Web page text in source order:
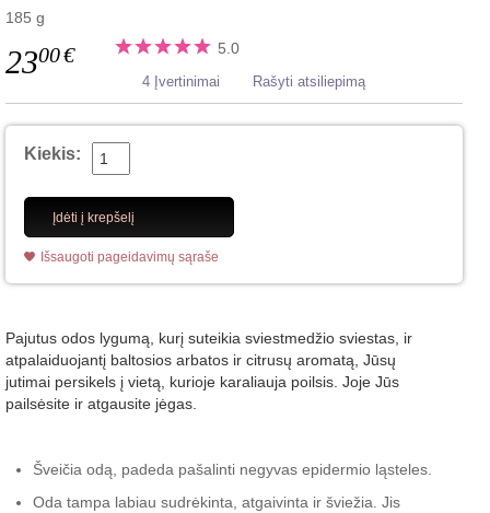
185 g
2300€ 5.0
4 Įvertinimai Rašyti atsiliepimą
Kiekis:
Įdėti į krepšelį
Išsaugoti pageidavimų sąraše
Pajutus odos lygumą, kurį suteikia sviestmedžio sviestas, ir
atpalaiduojantį baltosios arbatos ir citrusų aromatą, Jūsų
jutimai persikels į vietą, kurioje karaliauja poilsis. Joje Jūs
pailsėsite ir atgausite jėgas.
Šveičia odą, padeda pašalinti negyvas epidermio ląsteles.
Oda tampa labiau sudrėkinta, atgaivinta ir šviežia. Jis